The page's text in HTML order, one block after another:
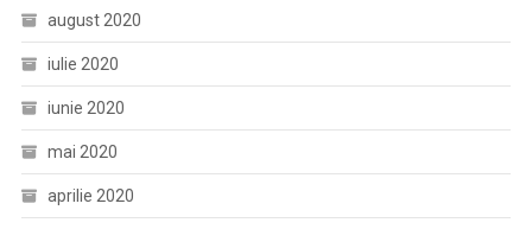
august 2020
iulie 2020
iunie 2020
mai 2020
aprilie 2020